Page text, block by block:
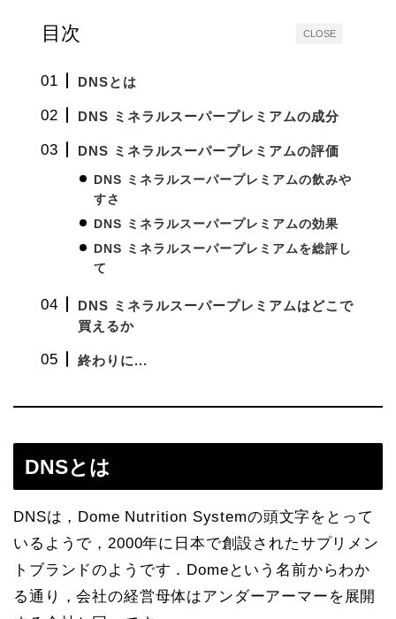
CLOSE
目次
DNSとは
DNS ミネラルスーパープレミアムの成分
DNS ミネラルスーパープレミアムの評価
DNS ミネラルスーパープレミアムの飲みや
すさ
DNS ミネラルスーパープレミアムの効果
DNS ミネラルスーパープレミアムを総評し
て
DNS ミネラルスーパープレミアムはどこで
買えるか
終わりに...
DNSとは
DNSは，Dome Nutrition Systemの頭文字をとって
いるようで，2000年に日本で創設されたサプリメン
トブランドのようです．Domeという名前からわか
る通り，会社の経営母体はアンダーアーマーを展開